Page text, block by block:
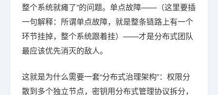
整个系统就瘫了”的问题。单点故障——（这里要插
一句解释：所谓单点故障，就是整条链路上有一个
环节挂掉，整个系统跟着挂）——才是分布式团队
最应该优先消灭的敌人。
这就是为什么需要一套“分布式治理架构”：权限分
散到多个独立节点，密钥用分布式管理协议拆分，